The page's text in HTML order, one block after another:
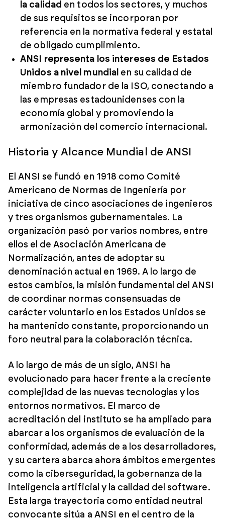
la calidad en todos los sectores, y muchos
de sus requisitos se incorporan por
referencia en la normativa federal y estatal
de obligado cumplimiento.
ANSI representa los intereses de Estados
Unidos a nivel mundial en su calidad de
miembro fundador de la ISO, conectando a
las empresas estadounidenses con la
economía global y promoviendo la
armonización del comercio internacional.
Historia y Alcance Mundial de ANSI
El ANSI se fundó en 1918 como Comité
Americano de Normas de Ingeniería por
iniciativa de cinco asociaciones de ingenieros
y tres organismos gubernamentales. La
organización pasó por varios nombres, entre
ellos el de Asociación Americana de
Normalización, antes de adoptar su
denominación actual en 1969. A lo largo de
estos cambios, la misión fundamental del ANSI
de coordinar normas consensuadas de
carácter voluntario en los Estados Unidos se
ha mantenido constante, proporcionando un
foro neutral para la colaboración técnica.
A lo largo de más de un siglo, ANSI ha
evolucionado para hacer frente a la creciente
complejidad de las nuevas tecnologías y los
entornos normativos. El marco de
acreditación del instituto se ha ampliado para
abarcar a los organismos de evaluación de la
conformidad, además de a los desarrolladores,
y su cartera abarca ahora ámbitos emergentes
como la ciberseguridad, la gobernanza de la
inteligencia artificial y la calidad del software.
Esta larga trayectoria como entidad neutral
convocante sitúa a ANSI en el centro de la